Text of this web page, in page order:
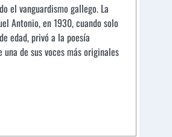
el vanguardismo gallego. La
Antonio, en 1930, cuando solo
edad, privó a la poesía
de sus voces más originales